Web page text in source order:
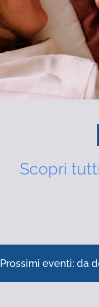
Scopri
Prossimi eventi: da